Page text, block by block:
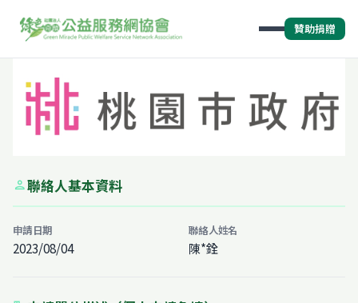
贊助捐贈
person聯絡人基本資料
申請日期
2023/08/04
聯絡人姓名
陳*銓